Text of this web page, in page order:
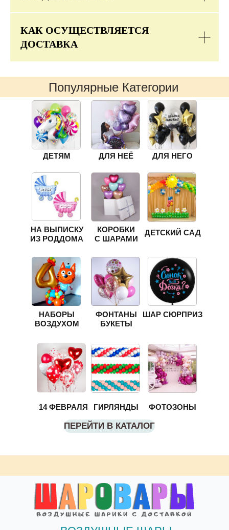
КАК ОСУЩЕСТВЛЯЕТСЯ
ДОСТАВКА
Популярные Категории
ФОНТАНЫ
БУКЕТЫ
ДЛЯ НЕЁ ДЛЯ НЕГО
ДЕТЯМ
НА ВЫПИСКУ
ИЗ РОДДОМА
ШАР СЮРПРИЗ
ГИРЛЯНДЫ
ПЕРЕЙТИ В КАТАЛОГ
ФОТОЗОНЫ
КОРОБКИ
С ШАРАМИ
14 ФЕВРАЛЯ
НАБОРЫ
ВОЗДУХОМ
ДЕТСКИЙ САД